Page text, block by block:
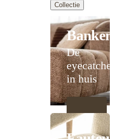
Collectie
Banken
De
eyecatcher
in huis